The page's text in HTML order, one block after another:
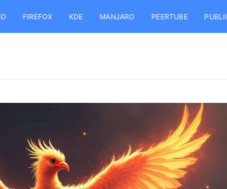
FIREFOX KDE MANJARO PEERTUBE PUBLII